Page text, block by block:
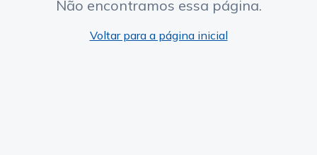
Não encontramos essa página.
Voltar para a página inicial